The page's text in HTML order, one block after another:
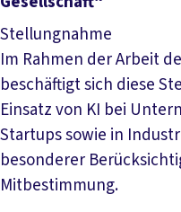
Stellungnahme
Im Rahmen der Arbeit
beschäftigt sich diese
Einsatz von KI bei
Startups sowie in
besonderer
Mitbestimmung.